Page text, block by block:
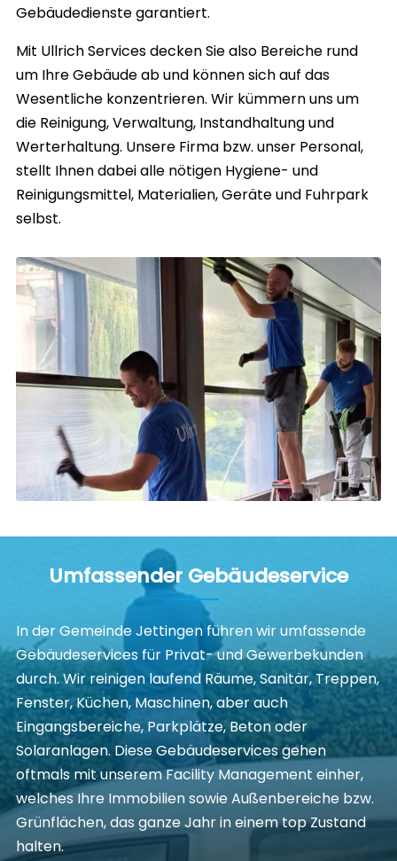
Gebäudedienste garantiert.
Mit Ullrich Services decken Sie also Bereiche rund
um Ihre Gebäude ab und können sich auf das
Wesentliche konzentrieren. Wir kümmern uns um
die Reinigung, Verwaltung, Instandhaltung und
Werterhaltung. Unsere Firma bzw. unser Personal,
stellt Ihnen dabei alle nötigen Hygiene- und
Reinigungsmittel, Materialien, Geräte und Fuhrpark
selbst.
Umfassender Gebäudeservice
In der Gemeinde Jettingen führen wir umfassende
Gebäudeservices für Privat- und Gewerbekunden
durch. Wir reinigen laufend Räume, Sanitär, Treppen,
Fenster, Küchen, Maschinen, aber auch
Eingangsbereiche, Parkplätze, Beton oder
Solaranlagen. Diese Gebäudeservices gehen
oftmals mit unserem Facility Management einher,
welches Ihre Immobilien sowie Außenbereiche bzw.
Grünflächen, das ganze Jahr in einem top Zustand
halten.